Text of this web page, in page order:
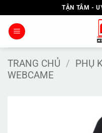
qua
nội
TẬN TÂM -
TRANG CHỦ / PHỤ
WEBCAME